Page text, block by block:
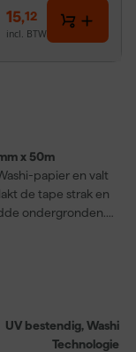
15,12
incl. BTW
x 50m
papier en valt
de tape strak en
ondergronden.
de hoge
zitten zonder te
nauwkeurig
UV bestendig, Washi
Technologie